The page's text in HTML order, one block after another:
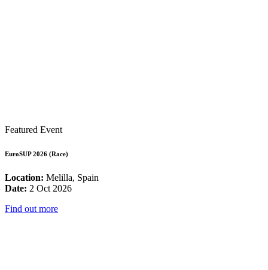
Featured Event
EuroSUP 2026 (Race)
Location: Melilla, Spain
Date: 2 Oct 2026
Find out more